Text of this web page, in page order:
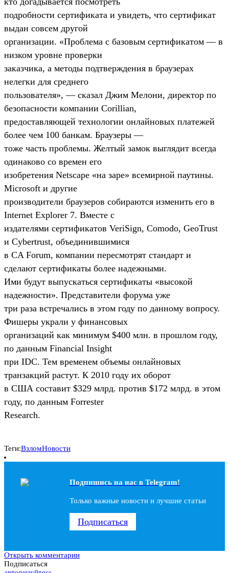
подробности сертификата и увидеть, что сертификат
выдан совсем другой
организации. «Проблема с базовым сертификатом — в
низком уровне проверки
заказчика, а методы подтверждения в браузерах
нелегки для среднего
пользователя», — сказал Джим Мелони, директор по
безопасности компании Corillian,
предоставляющей технологии онлайновых платежей
более чем 100 банкам. Браузеры —
тоже часть проблемы. Желтый замок выглядит всегда
одинаково со времен его
изобретения Netscape «на заре» всемирной паутины.
Microsoft и другие
производители браузеров собираются изменить его в
Internet Explorer 7. Вместе с
издателями сертификатов VeriSign, Comodo, GeoTrust
и Cybertrust, объединившимися
в CA Forum, компании пересмотрят стандарт и
сделают сертификаты более надежными.
Ими будут выпускаться сертификаты «высокой
надежности». Представители форума уже
три раза встречались в этом году по данному вопросу.
Фишеры украли у финансовых
организаций как минимум $400 млн. в прошлом году,
по данным Financial Insight
при IDC. Тем временем объемы онлайновых
транзакций растут. К 2010 году их оборот
в США составит $329 млрд. против $172 млрд. в этом
году, по данным Forrester
Research.
Теги:ВзломНовости
Подпишись на наc в Telegram!
Только важные новости и лучшие статьи
Подписаться
Открыть комментарии
Подписаться